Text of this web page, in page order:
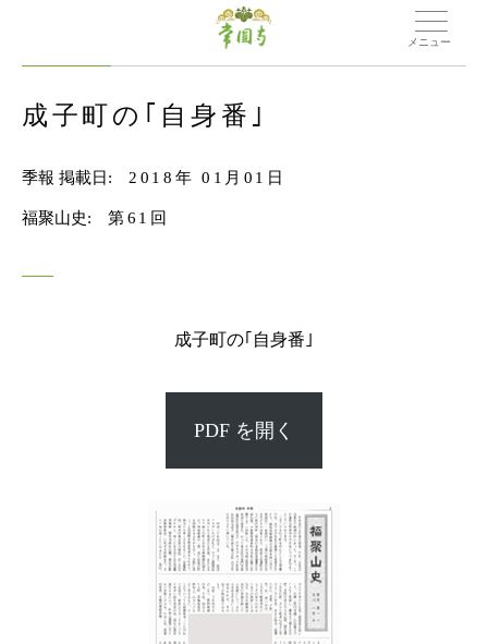
メニュー
成子町の｢自身番｣
季報 掲載日: 2018年 01月01日
福聚山史: 第61回
成子町の｢自身番｣
PDF を開く